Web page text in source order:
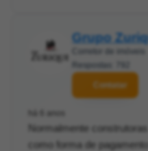
Grupo
Corretor de imóveis
Respostas: 792
Contatar
há 6 anos
Normalmente
como forma de